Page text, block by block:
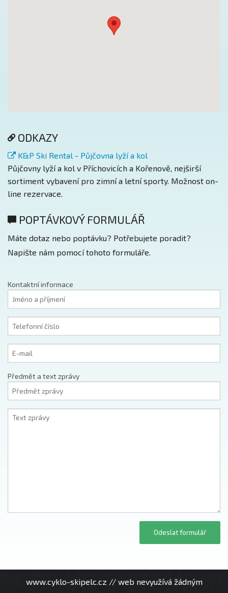
ODKAZY
K&P Ski Rental - Půjčovna lyží a kol
Půjčovny lyží a kol v Příchovicích a Kořenově, nejširší
sortiment vybavení pro zimní a letní sporty. Možnost on-
line rezervace.
POPTÁVKOVÝ FORMULÁŘ
Máte dotaz nebo poptávku? Potřebujete poradit?
Napište nám pomocí tohoto formuláře.
Kontaktní informace
Předmět a text zprávy
www.cyklo-skipelc.cz // web nevyužívá žádným